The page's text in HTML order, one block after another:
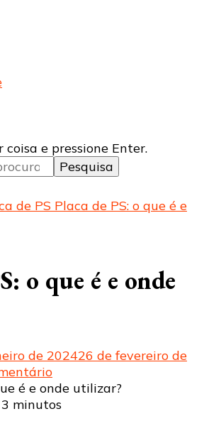
coisa e pressione Enter.
de PS Placa de PS: o que é e
o que é e onde
de 202426 de fevereiro de
em
Placa
de
3 minutos